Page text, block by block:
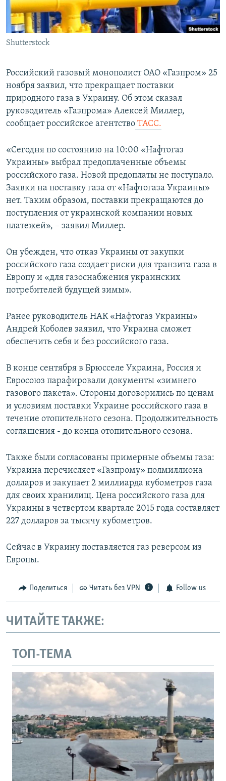
ПОБЕДИТЕЛЕЙ НЕ СУДЯТ?
КРЫМ.НЕПОКОРЕННЫЙ
ELIFBE
ПРИСОЕДИНЯЙТЕСЬ!
Все сайты RFE/RL
Shutterstock
Российский газовый монополист ОАО «Газпром» 25
ноября заявил, что прекращает поставки
природного газа в Украину. Об этом сказал
руководитель «Газпрома» Алексей Миллер,
сообщает российское агентство ТАСС.
«Сегодня по состоянию на 10:00 «Нафтогаз
Украины» выбрал предоплаченные объемы
российского газа. Новой предоплаты не поступало.
Заявки на поставку газа от «Нафтогаза Украины»
нет. Таким образом, поставки прекращаются до
поступления от украинской компании новых
платежей», – заявил Миллер.
Он убежден, что отказ Украины от закупки
российского газа создает риски для транзита газа в
Европу и «для газоснабжения украинских
потребителей будущей зимы».
Ранее руководитель НАК «Нафтогаз Украины»
Андрей Коболев заявил, что Украина сможет
обеспечить себя и без российского газа.
В конце сентября в Брюсселе Украина, Россия и
Евросоюз парафировали документы «зимнего
газового пакета». Стороны договорились по ценам
и условиям поставки Украине российского газа в
течение отопительного сезона. Продолжительность
соглашения - до конца отопительного сезона.
Также были согласованы примерные объемы газа:
Украина перечисляет «Газпрому» полмиллиона
долларов и закупает 2 миллиарда кубометров газа
для своих хранилищ. Цена российского газа для
Украины в четвертом квартале 2015 года составляет
227 долларов за тысячу кубометров.
Сейчас в Украину поставляется газ реверсом из
Европы.
Поделиться Читать без VPN Follow us
ЧИТАЙТЕ ТАКЖЕ:
ТОП-ТЕМА